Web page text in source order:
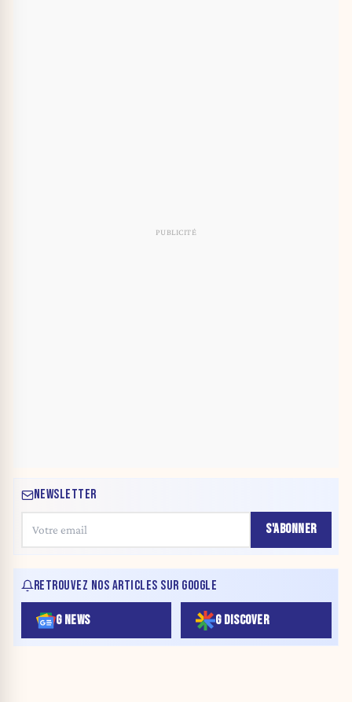
NEWSLETTER
S'ABONNER
RETROUVEZ NOS ARTICLES SUR GOOGLE
G NEWS G DISCOVER